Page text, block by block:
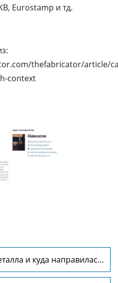
Eurostamp и тд.
thefabricator/article/
context
и куда направилась